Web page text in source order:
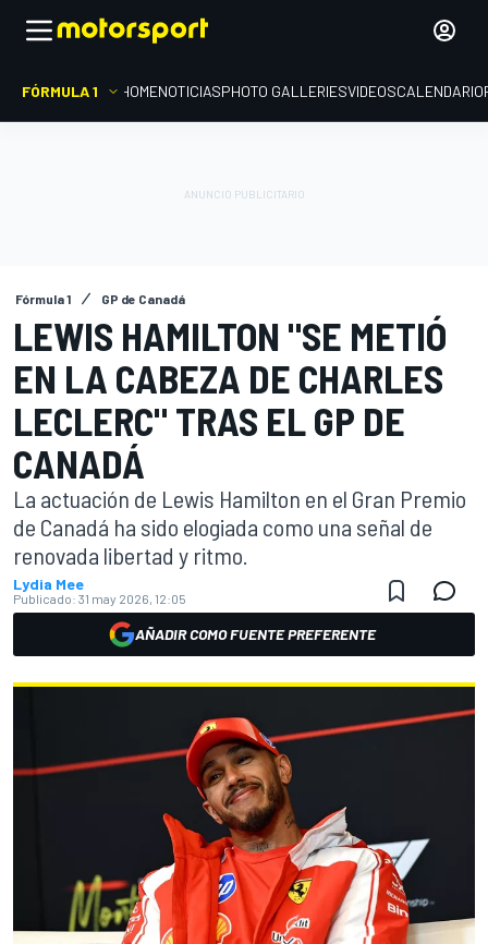
FÓRMULA 1 HOMENOTICIASPHOTO GALLERIESVIDEOSCALENDARIO
Fórmula 1 GP de Canadá
LEWIS HAMILTON "SE METIÓ
EN LA CABEZA DE CHARLES
LECLERC" TRAS EL GP DE
CANADÁ
La actuación de Lewis Hamilton en el Gran Premio
de Canadá ha sido elogiada como una señal de
renovada libertad y ritmo.
Lydia Mee
Publicado: 31 may 2026, 12:05
AÑADIR COMO FUENTE PREFERENTE